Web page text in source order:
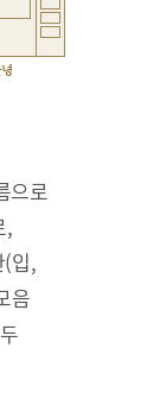
으로
,
입,
음